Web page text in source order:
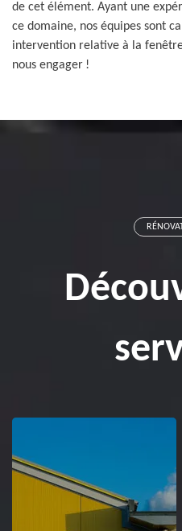
de cet élément. Ayant une
ce domaine, nos équipes sont
intervention relative à la
nous engager !